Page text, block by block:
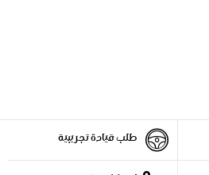
طلب قيادة تجريبية